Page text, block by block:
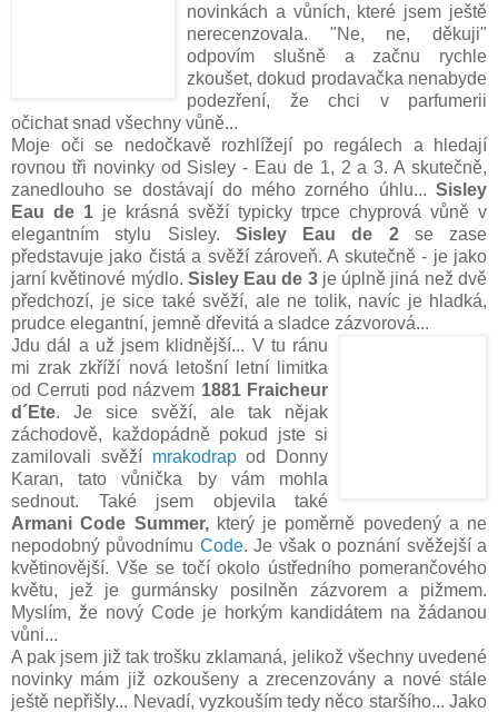
novinkách a vůních, které jsem ještě
nerecenzovala. "Ne, ne, děkuji"
odpovím slušně a začnu rychle
zkoušet, dokud prodavačka nenabyde
podezření, že chci v parfumerii
očichat snad všechny vůně...
Moje oči se nedočkavě rozhlížejí po regálech a hledají
rovnou tři novinky od Sisley - Eau de 1, 2 a 3. A skutečně,
zanedlouho se dostávají do mého zorného úhlu... Sisley
Eau de 1 je krásná svěží typicky trpce chyprová vůně v
elegantním stylu Sisley. Sisley Eau de 2se zase
představuje jako čistá a svěží zároveň. A skutečně - je jako
jarní květinové mýdlo. Sisley Eau de 3 je úplně jiná než dvě
předchozí, je sice také svěží, ale ne tolik, navíc je hladká,
prudce elegantní, jemně dřevitá a sladce zázvorová...
Jdu dál a už jsem klidnější... V tu ránu
mi zrak zkříží nová letošní letní limitka
od Cerruti pod názvem 1881 Fraicheur
d´Ete. Je sice svěží, ale tak nějak
záchodově, každopádně pokud jste si
zamilovali svěží mrakodrapod Donny
Karan, tato vůnička by vám mohla
sednout. Také jsem objevila také
Armani Code Summer,který je poměrně povedený a ne
nepodobný původnímu Code. Je však o poznání svěžejší a
květinovější. Vše se točí okolo ústředního pomerančového
květu, jež je gurmánsky posilněn zázvorem a pižmem.
Myslím, že nový Code je horkým kandidátem na žádanou
vůni...
A pak jsem již tak trošku zklamaná, jelikož všechny uvedené
novinky mám již ozkoušeny a zrecenzovány a nové stále
ještě nepřišly... Nevadí, vyzkouším tedy něco staršího... Jako